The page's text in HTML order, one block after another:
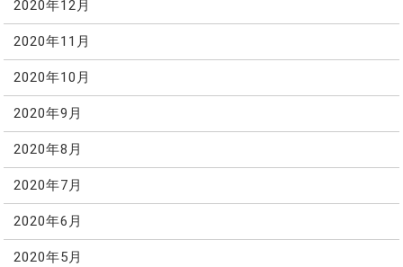
2020年12月
2020年11月
2020年10月
2020年9月
2020年8月
2020年7月
2020年6月
2020年5月